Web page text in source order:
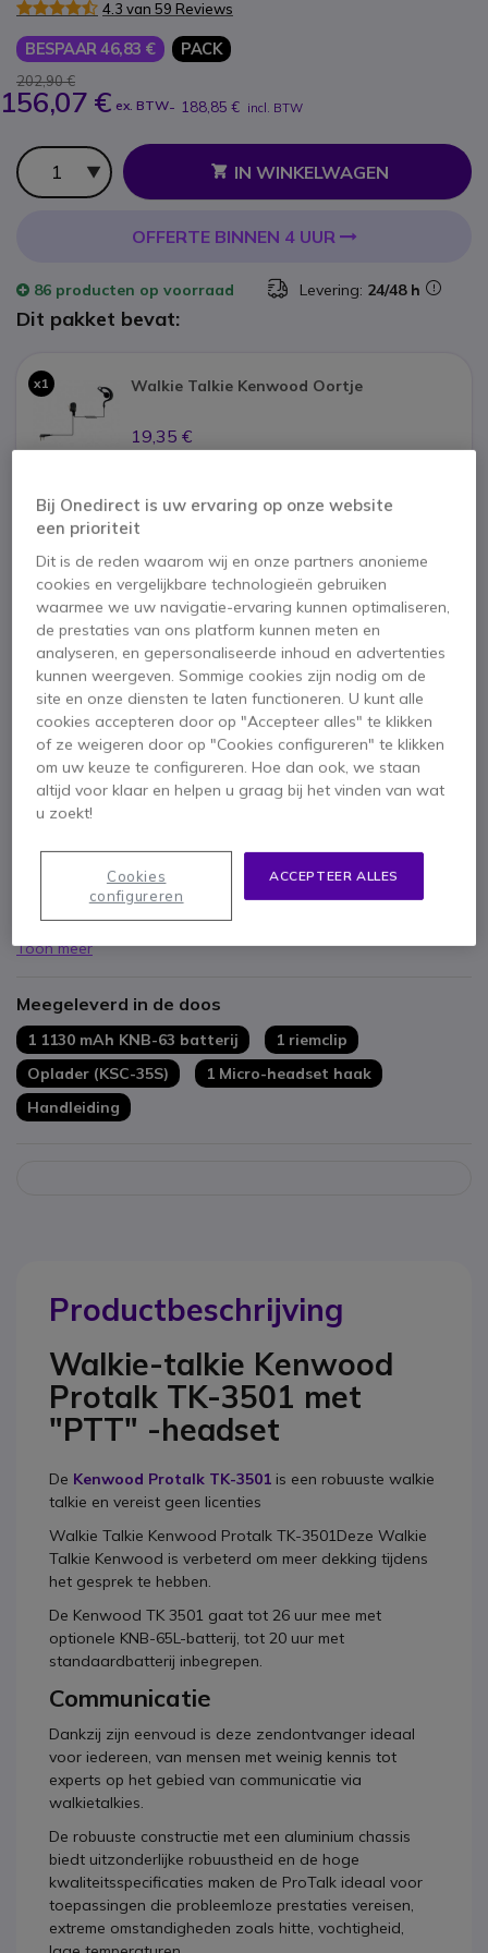
4.3 van 59 Reviews
BESPAAR 46,83 € PACK
202,90 €
156,07 € ex. BTW- 188,85 € incl. BTW
Aantal
IN WINKELWAGEN
OFFERTE BINNEN 4 UUR
86 producten op voorraad Levering: 24/48 h
Dit pakket bevat:
x1 Walkie Talkie Kenwood Oortje
19,35 €
x1 Kenwood TK-3501
136,72 €
1 jaarFabrieksgarantie
Belangrijkste kenmerken
Eenvoudig en gemakkelijk te gebruiken
16 kanalen
Robuust en licht: voldoet aan IP54-voorschriften
Met ingebouwde VOX
Inclusief oorhaak (oor controne) met PTT-microfoon.
Toon meer
Meegeleverd in de doos
1 1130 mAh KNB-63 batterij
1 riemclip
Oplader (KSC-35S)
1 Micro-headset haak
Handleiding
Productbeschrijving
Walkie-talkie Kenwood
Protalk TK-3501 met
"PTT" -headset
De Kenwood Protalk TK-3501 is een robuuste walkie
talkie en vereist geen licenties
Walkie Talkie Kenwood Protalk TK-3501Deze Walkie
Talkie Kenwood is verbeterd om meer dekking tijdens
het gesprek te hebben.
De Kenwood TK 3501 gaat tot 26 uur mee met
optionele KNB-65L-batterij, tot 20 uur met
standaardbatterij inbegrepen.
Communicatie
Dankzij zijn eenvoud is deze zendontvanger ideaal
voor iedereen, van mensen met weinig kennis tot
experts op het gebied van communicatie via
walkietalkies.
De robuuste constructie met een aluminium chassis
biedt uitzonderlijke robuustheid en de hoge
kwaliteitsspecificaties maken de ProTalk ideaal voor
toepassingen die probleemloze prestaties vereisen,
extreme omstandigheden zoals hitte, vochtigheid,
Bij Onedirect is uw ervaring op onze website
een prioriteit
Dit is de reden waarom wij en onze partners anonieme
cookies en vergelijkbare technologieën gebruiken
waarmee we uw navigatie-ervaring kunnen optimaliseren,
de prestaties van ons platform kunnen meten en
analyseren, en gepersonaliseerde inhoud en advertenties
kunnen weergeven. Sommige cookies zijn nodig om de
site en onze diensten te laten functioneren. U kunt alle
cookies accepteren door op "Accepteer alles" te klikken
of ze weigeren door op "Cookies configureren" te klikken
om uw keuze te configureren. Hoe dan ook, we staan
altijd voor klaar en helpen u graag bij het vinden van wat
u zoekt!
ACCEPTEER ALLES
Cookies
configureren